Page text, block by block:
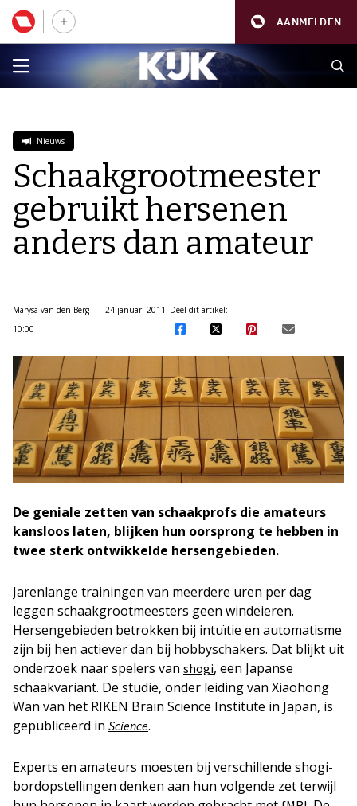
AANMELDEN
Nieuws
Schaakgrootmeester
gebruikt hersenen
anders dan amateur
Marysa van den Berg
24 januari 2011
10:00
Deel dit artikel:
De geniale zetten van schaakprofs die amateurs
kansloos laten, blijken hun oorsprong te hebben in
twee sterk ontwikkelde hersengebieden.
Jarenlange trainingen van meerdere uren per dag
leggen schaakgrootmeesters geen windeieren.
Hersengebieden betrokken bij intuïtie en automatisme
zijn bij hen actiever dan bij hobbyschakers. Dat blijkt uit
onderzoek naar spelers van shogi, een Japanse
schaakvariant. De studie, onder leiding van Xiaohong
Wan van het RIKEN Brain Science Institute in Japan, is
gepubliceerd in Science.
Experts en amateurs moesten bij verschillende shogi-
bordopstellingen denken aan hun volgende zet terwijl